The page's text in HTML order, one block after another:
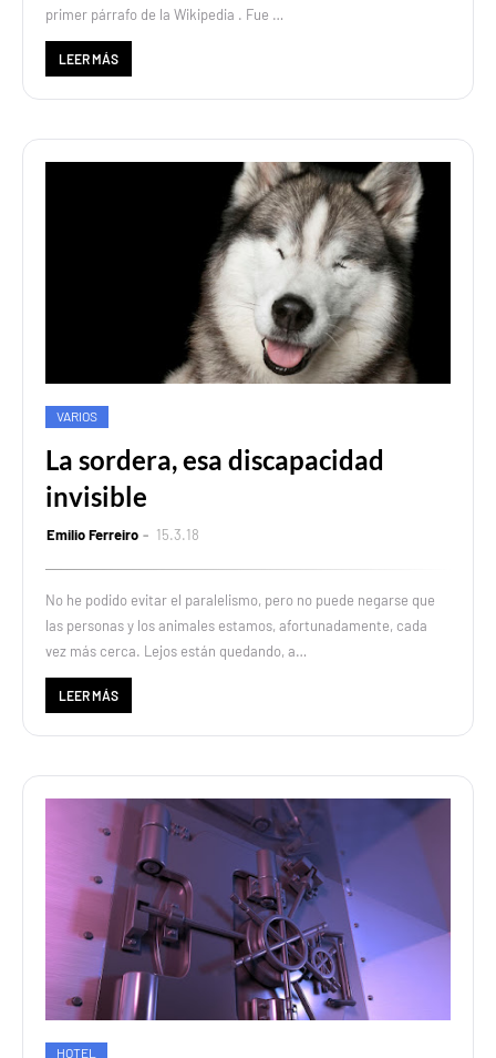
primer párrafo de la Wikipedia . Fue …
LEER MÁS
VARIOS
La sordera, esa discapacidad
invisible
Emilio Ferreiro 15.3.18
No he podido evitar el paralelismo, pero no puede negarse que
las personas y los animales estamos, afortunadamente, cada
vez más cerca. Lejos están quedando, a…
LEER MÁS
HOTEL